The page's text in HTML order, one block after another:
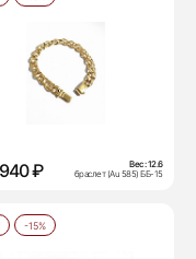
₽ Вес:12.6
браслет (Au 585) ББ-15
-15%